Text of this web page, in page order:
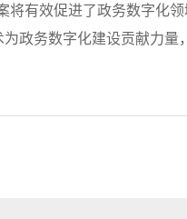
将有效促进了政务数字化
政务数字化建设贡献力量